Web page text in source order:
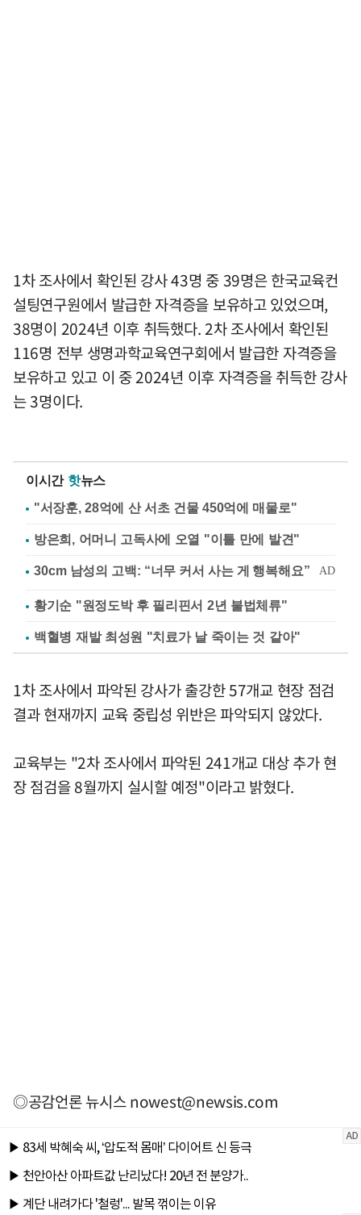
1차 조사에서 확인된 강사 43명 중 39명은 한국교육컨
설팅연구원에서 발급한 자격증을 보유하고 있었으며,
38명이 2024년 이후 취득했다. 2차 조사에서 확인된
116명 전부 생명과학교육연구회에서 발급한 자격증을
보유하고 있고 이 중 2024년 이후 자격증을 취득한 강사
는 3명이다.
이시간 핫뉴스
"서장훈, 28억에 산 서초 건물 450억에 매물로"
방은희, 어머니 고독사에 오열 "이틀 만에 발견"
황기순 "원정도박 후 필리핀서 2년 불법체류"
백혈병 재발 최성원 "치료가 날 죽이는 것 같아"
1차 조사에서 파악된 강사가 출강한 57개교 현장 점검
결과 현재까지 교육 중립성 위반은 파악되지 않았다.
교육부는 "2차 조사에서 파악된 241개교 대상 추가 현
장 점검을 8월까지 실시할 예정"이라고 밝혔다.
◎공감언론 뉴시스nowest@newsis.com